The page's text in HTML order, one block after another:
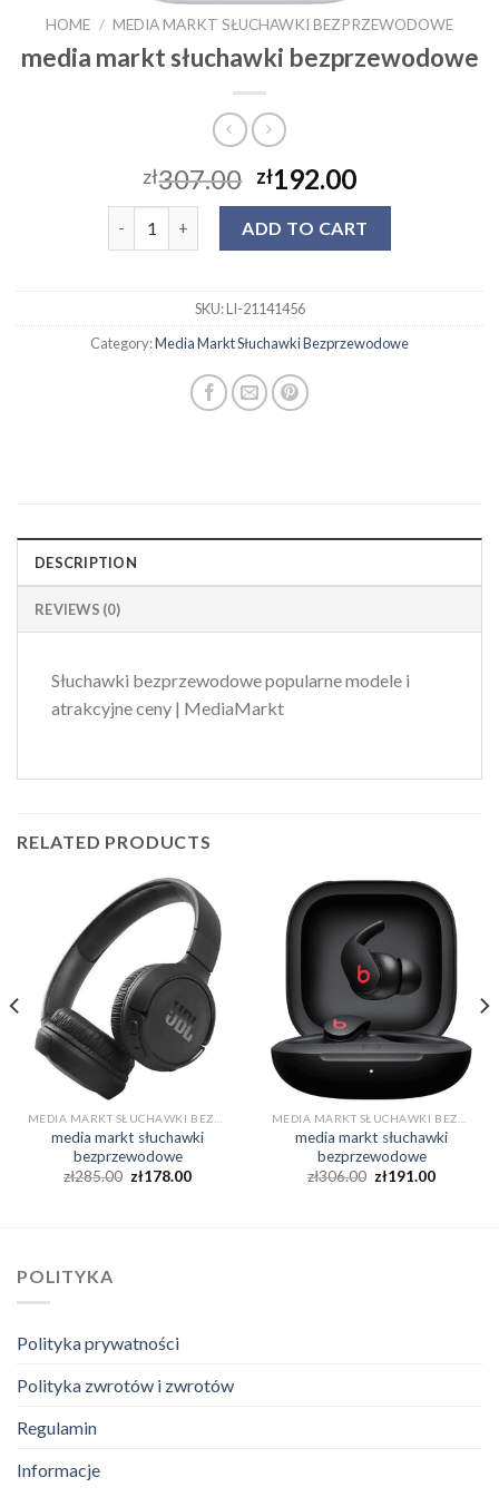
HOME / MEDIA MARKT SŁUCHAWKI BEZPRZEWODOWE
media markt słuchawki bezprzewodowe
zł307.00 zł192.00
ADD TO CART
SKU:LI-21141456
Category:Media Markt Słuchawki Bezprzewodowe
DESCRIPTION
REVIEWS (0)
Słuchawki bezprzewodowe popularne modele i
atrakcyjne ceny | MediaMarkt
RELATED PRODUCTS
media markt słuchawki
bezprzewodowe
zł285.00 zł178.00
media markt słuchawki
bezprzewodowe
zł306.00 zł191.00
POLITYKA
Polityka prywatności
Polityka zwrotów i zwrotów
Regulamin
Informacje